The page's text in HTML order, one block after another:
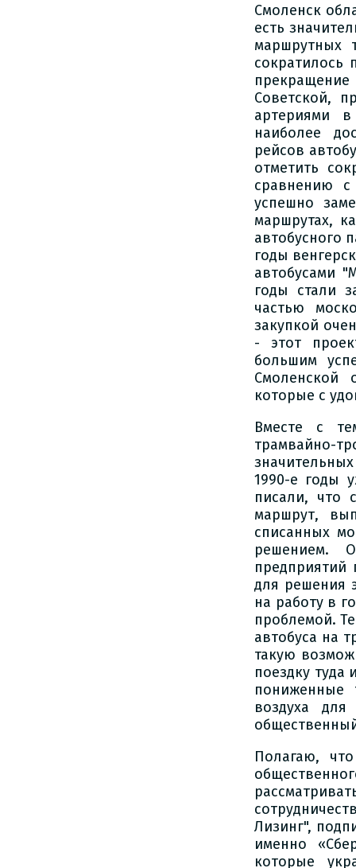
Смоленск
есть
маршрутных
сократилось
Советской,
артериями
наиболее
рейсов
отметить
сравнению
успешно
маршрутах,
автобусного
годы
автобусами
годы стали
частью
закупкой
- этот
большим
Смоленской
которые с
Вместе с
трамвайно-
1990-е годы
писали, что
маршрут,
списанных
решением.
предприятий
для решения
на работу в
проблемой.
автобуса на
такую
поездку
воздуха
Полагаю,
Лизинг",
именно
которые